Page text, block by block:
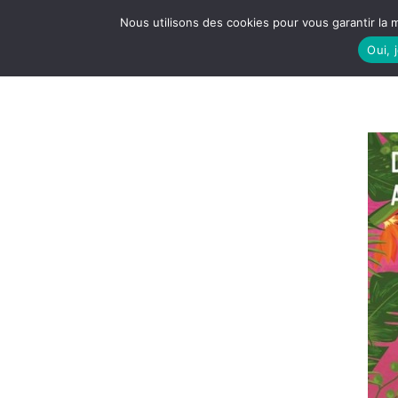
LE
Nous utilisons des cookies pour vous garantir
Oui,